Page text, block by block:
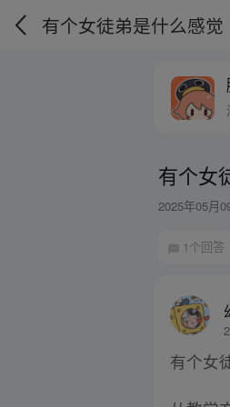
有个女徒弟是什么感觉
有个女
2025年05月
1个回答
有个女